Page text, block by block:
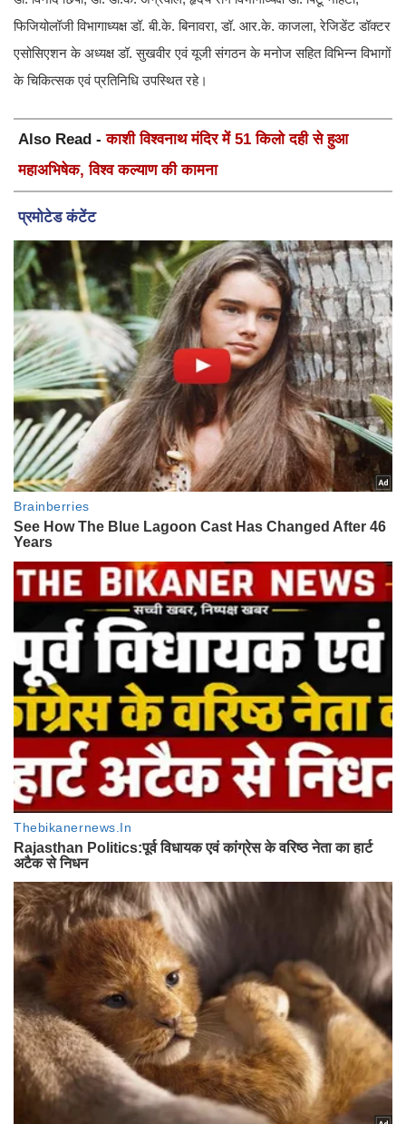
फिजियोलॉजी विभागाध्यक्ष डॉ. बी.के. बिनावरा, डॉ. आर.के. काजला, रेजिडेंट डॉक्टर
एसोसिएशन के अध्यक्ष डॉ. सुखवीर एवं यूजी संगठन के मनोज सहित विभिन्न विभागों
के चिकित्सक एवं प्रतिनिधि उपस्थित रहे।
Also Read -काशी विश्वनाथ मंदिर में 51 किलो दही से हुआ
महाअभिषेक, विश्व कल्याण की कामना